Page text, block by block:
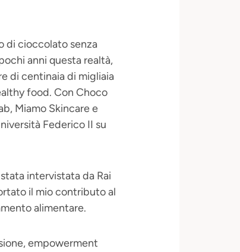
di cioccolato senza
anni questa realtà,
di centinaia di migliaia
food. Con Choco
Miamo Skincare e
Federico II su
intervistata da Rai
il mio contributo al
alimentare.
empowerment